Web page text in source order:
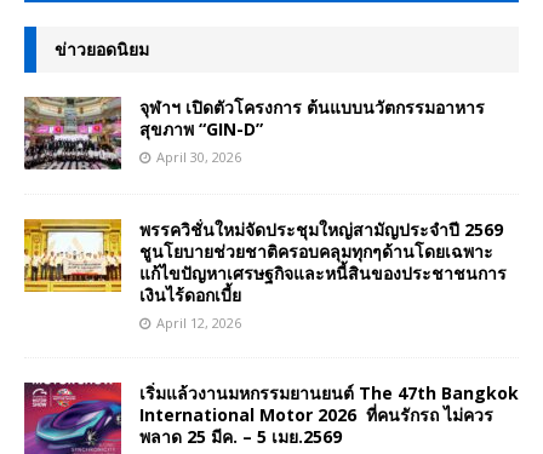
ข่าวยอดนิยม
จุฬาฯ เปิดตัวโครงการ ต้นแบบนวัตกรรมอาหาร
สุขภาพ “GIN-D”
April 30, 2026
พรรควิชั่นใหม่จัดประชุมใหญ่สามัญประจำปี 2569
ชูนโยบายช่วยชาติครอบคลุมทุกๆด้านโดยเฉพาะ
แก้ไขปัญหาเศรษฐกิจและหนี้สินของประชาชนการ
เงินไร้ดอกเบี้ย
April 12, 2026
เริ่มแล้วงานมหกรรมยานยนต์ The 47th Bangkok
International Motor 2026 ที่คนรักรถ ไม่ควร
พลาด 25 มีค. – 5 เมย.2569